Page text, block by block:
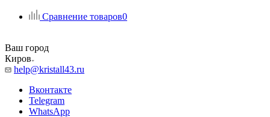
Сравнение товаров0
Ваш город
Киров
help@kristall43.ru
Вконтакте
Telegram
WhatsApp